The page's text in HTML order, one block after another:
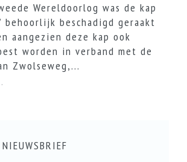
Wereldoorlog was de kap
behoorlijk beschadigd geraakt
aangezien deze kap ook
worden in verband met de
Zwolseweg,...